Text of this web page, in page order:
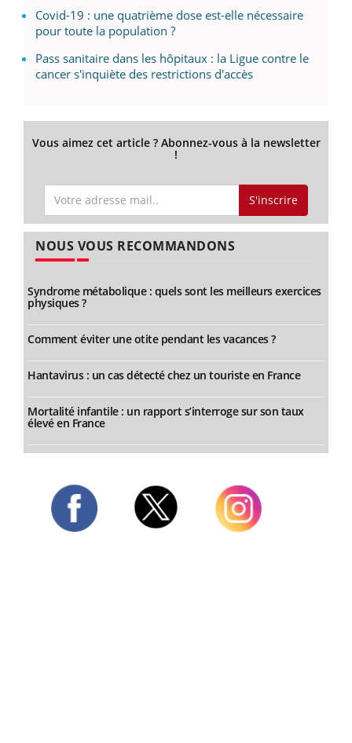
Covid-19 : une quatrième dose est-elle nécessaire
pour toute la population ?
Pass sanitaire dans les hôpitaux : la Ligue contre le
cancer s'inquiète des restrictions d'accès
Vous aimez cet article ? Abonnez-vous à la newsletter
!
S'inscrire
NOUS VOUS RECOMMANDONS
Syndrome métabolique : quels sont les meilleurs exercices
physiques ?
Comment éviter une otite pendant les vacances ?
Hantavirus : un cas détecté chez un touriste en France
Mortalité infantile : un rapport s’interroge sur son taux
élevé en France